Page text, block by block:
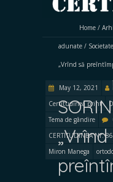
Home /
adunate / Societate
„Vrînd să
May 12, 2021
Certitudinea print
Tema de gândire
CERTITUDINEA Nr. 86
Miron Manega